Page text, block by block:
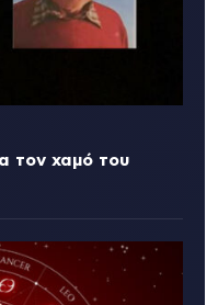
τον χαμό του